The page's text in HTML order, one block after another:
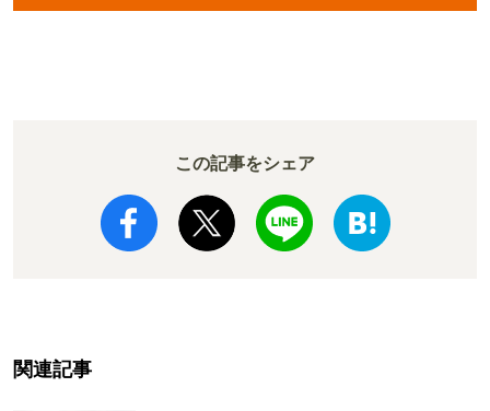
この記事をシェア
関連記事